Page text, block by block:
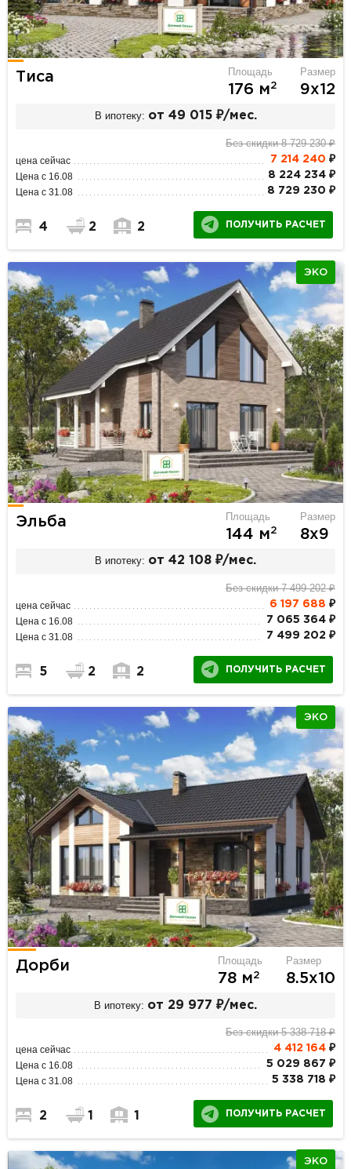
Тиса Площадь
176 м2
Размер
9х12
В ипотеку: от 49 015 ₽/мес.
Без скидки 8 729 230 ₽
цена сейчас 7 214 240 ₽
Цена с 16.08 8 224 234 ₽
Цена с 31.08 8 729 230 ₽
4 2 2 ПОЛУЧИТЬ РАСЧЕТ
ЭКО
Эльба Площадь
144 м2
Размер
8х9
В ипотеку: от 42 108 ₽/мес.
Без скидки 7 499 202 ₽
цена сейчас 6 197 688 ₽
Цена с 16.08 7 065 364 ₽
Цена с 31.08 7 499 202 ₽
5 2 2 ПОЛУЧИТЬ РАСЧЕТ
ЭКО
Дорби Площадь
78 м2
Размер
8.5х10
В ипотеку: от 29 977 ₽/мес.
Без скидки 5 338 718 ₽
цена сейчас 4 412 164₽
Цена с 16.08 5 029 867 ₽
Цена с 31.08 5 338 718 ₽
2 1 1 ПОЛУЧИТЬ РАСЧЕТ
ЭКО